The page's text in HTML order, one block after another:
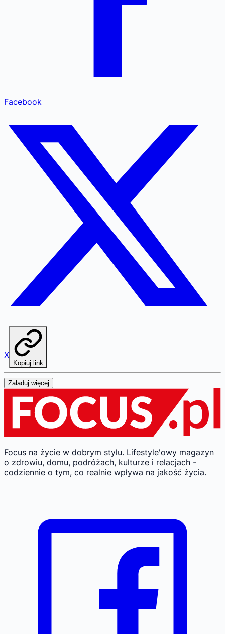
Facebook
X
Kopiuj link
Załaduj więcej
Focus na życie w dobrym stylu. Lifestyle'owy magazyn
o zdrowiu, domu, podróżach, kulturze i relacjach -
codziennie o tym, co realnie wpływa na jakość życia.